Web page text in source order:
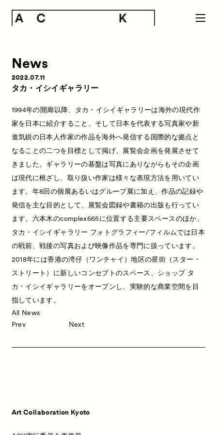
News お知らせ
Exhibitors
Artworks 作品一覧
Talks トークイベント
Special Programs
Satellite Programs
About ACKとは
Contact
News
2022.07.11
タカ・イシイギャラリー
1994年の開廊以降、タカ・イシイギャラリーは海外の現代作
家を日本に紹介すること、そして日本を代表する写真家や新
進気鋭の日本人作家の作品を海外へ発信する国際的な拠点と
なることの二つを目標として掲げ、展覧会企画を発展させて
きました。ギャラリーの基盤は写真にありながらもその企画
は現代に根ざし、取り扱い作家は様々な表現方法を用いてい
ます。年8回の個展あるいはグループ展に加え、作品の記録や
発信を主な目的として、展覧会図録や書籍の出版も行ってい
ます。六本木のcomplex665に位置する主要スペースのほか、
タカ・イシイギャラリー フォトグラフィー/フィルムでは日本
の戦前、戦後の写真および映像作品を専門に扱っています。
2018年には香港の湾仔（ワンチャイ）地区の星街（スター・
ストリート）に新しいコンセプトのスペース、ショップ タ
カ・イシイギャラリーをオープンし、実験的な商業空間を目
指しています。
All News
Prev
Next
Art Collaboration Kyoto